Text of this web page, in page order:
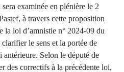
examinée en plénière le 2
à travers cette proposition
la loi d’amnistie n° 2024-09 du
le sens et la portée de
Selon le député de
des correctifs à la précédente loi,